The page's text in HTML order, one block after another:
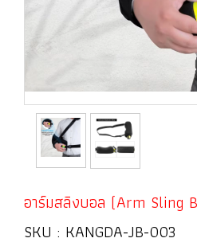
อาร์มสลิงบอล (Arm Sling
SKU : KANGDA-JB-003